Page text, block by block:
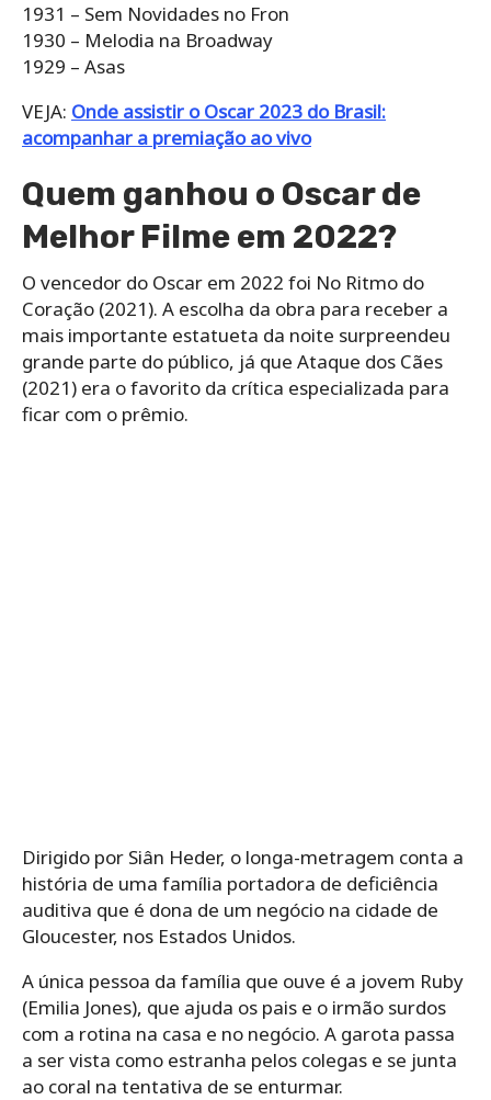
1931 – Sem Novidades no Fron
1930 – Melodia na Broadway
1929 – Asas
VEJA: Onde assistir o Oscar 2023 do Brasil:
acompanhar a premiação ao vivo
Quem ganhou o Oscar de
Melhor Filme em 2022?
O vencedor do Oscar em 2022 foi No Ritmo do
Coração (2021). A escolha da obra para receber a
mais importante estatueta da noite surpreendeu
grande parte do público, já que Ataque dos Cães
(2021) era o favorito da crítica especializada para
ficar com o prêmio.
Dirigido por Siân Heder, o longa-metragem conta a
história de uma família portadora de deficiência
auditiva que é dona de um negócio na cidade de
Gloucester, nos Estados Unidos.
A única pessoa da família que ouve é a jovem Ruby
(Emilia Jones), que ajuda os pais e o irmão surdos
com a rotina na casa e no negócio. A garota passa
a ser vista como estranha pelos colegas e se junta
ao coral na tentativa de se enturmar.